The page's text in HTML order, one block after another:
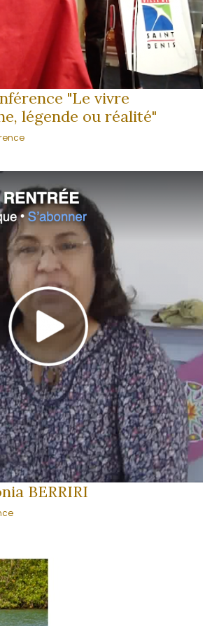
"Le vivre
légende ou réalité"
BERRIRI